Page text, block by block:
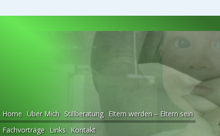
Home Über Mich Stillberatung Eltern werden – Eltern sein
Fachvorträge Links Kontakt
Beratung rund ums Baby